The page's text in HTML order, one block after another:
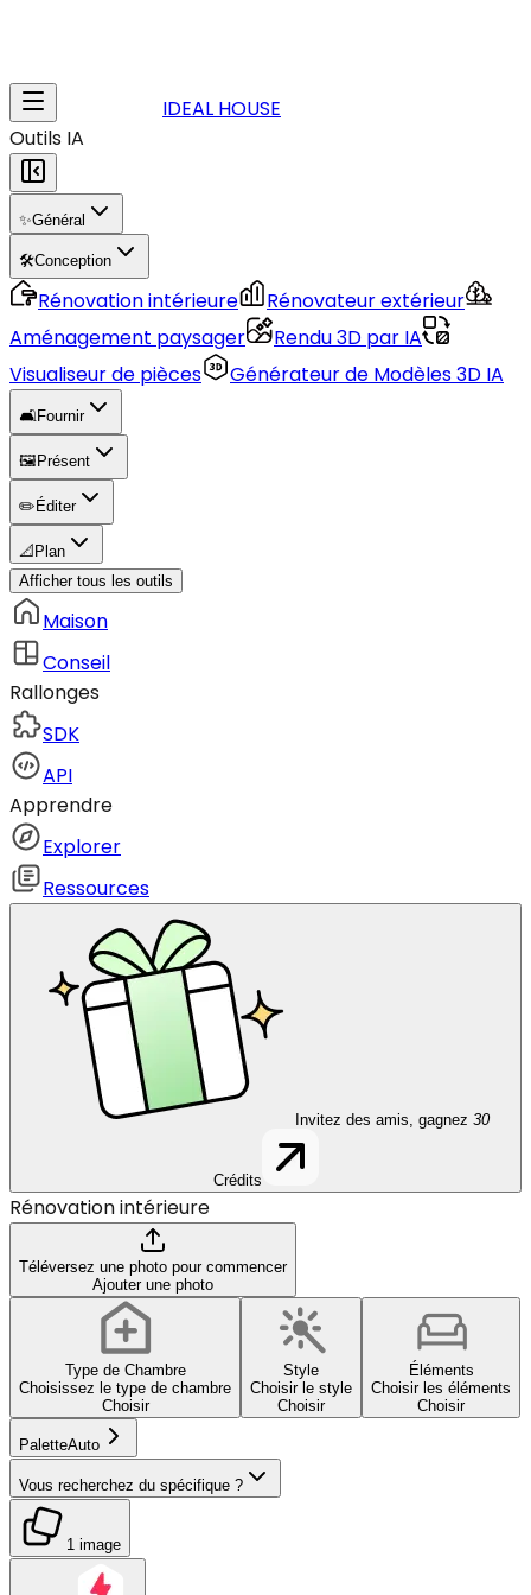
IDEAL HOUSE
Outils IA
✨Général
🛠️Conception
Rénovation intérieure
Rénovateur extérieur
Aménagement paysager
Rendu 3D par IA
Visualiseur de pièces
Générateur de Modèles 3D IA
🛋️Fournir
🖼️ Présent
✏️ Éditer
📐 Plan
Afficher tous les outils
Maison
Conseil
Rallonges
SDK
API
Apprendre
Explorer
Ressources
Invitez des amis, gagnez 30
Crédits
Rénovation intérieure
Téléversez une photo pour commencer
Ajouter une photo
Type de Chambre
Choisissez le type de chambre
Choisir
Style
Choisir le style
Choisir
Éléments
Choisir les éléments
Choisir
PaletteAuto
Vous recherchez du spécifique ?
1 image